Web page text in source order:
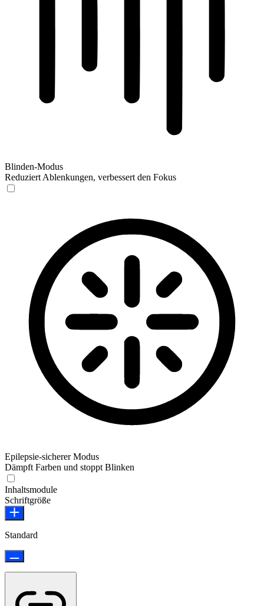
Blinden-Modus
Reduziert Ablenkungen, verbessert den Fokus
Epilepsie-sicherer Modus
Dämpft Farben und stoppt Blinken
Inhaltsmodule
Schriftgröße
Standard